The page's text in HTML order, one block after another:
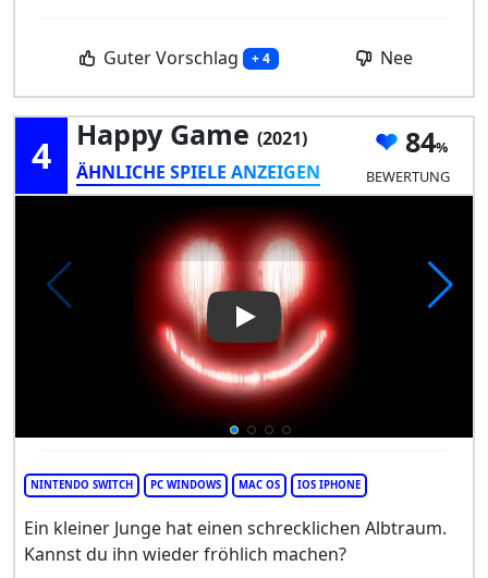
Guter Vorschlag + 4 Nee
4 Happy Game (2021)
ÄHNLICHE SPIELE ANZEIGEN
84
BEWERTUNG
Play Video: Happy Game
NINTENDO SWITCH PC WINDOWS MAC OS IOS IPHONE
Ein kleiner Junge hat einen schrecklichen Albtraum.
Kannst du ihn wieder fröhlich machen?